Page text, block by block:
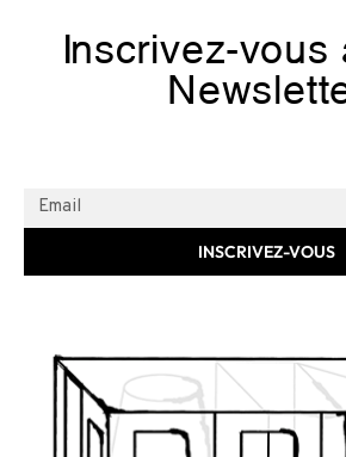
Inscrivez-vous
INSCRIVEZ-VOUS